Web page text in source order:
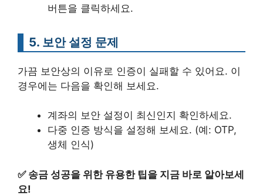
버튼을 클릭하세요.
5. 보안 설정 문제
가끔 보안상의 이유로 인증이 실패할 수 있어요. 이
경우에는 다음을 확인해 보세요.
계좌의 보안 설정이 최신인지 확인하세요.
다중 인증 방식을 설정해 보세요. (예: OTP,
생체 인식)
✅ 송금 성공을 위한 유용한 팁을 지금 바로 알아보세
요!